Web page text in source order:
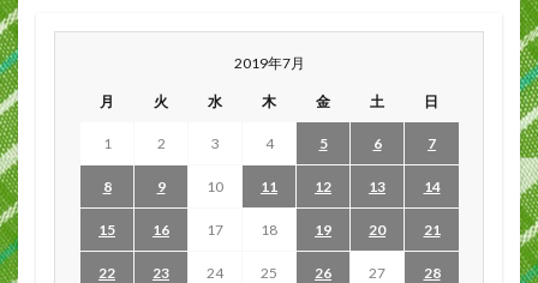
2019年7月
月 火 水 木 金 土 日
1 2 3 4 5 6 7
8 9 10 11 12 13 14
15 16 17 18 19 20 21
22 23 24 25 26 27 28